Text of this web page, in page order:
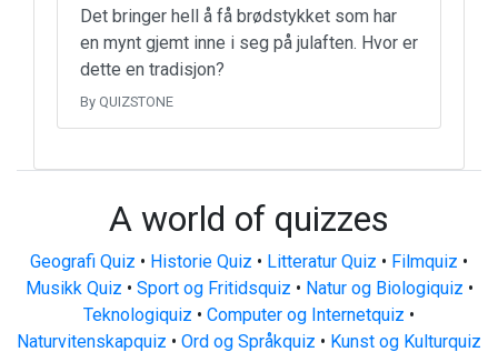
Det bringer hell å få brødstykket som har
en mynt gjemt inne i seg på julaften. Hvor er
dette en tradisjon?
By QUIZSTONE
A world of quizzes
Geografi Quiz • Historie Quiz • Litteratur Quiz • Filmquiz •
Musikk Quiz • Sport og Fritidsquiz • Natur og Biologiquiz •
Teknologiquiz • Computer og Internetquiz •
Naturvitenskapquiz • Ord og Språkquiz • Kunst og Kulturquiz